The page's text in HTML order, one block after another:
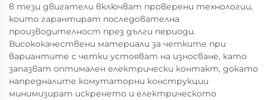
в тези двигатели включват проверени технологии,
които гарантират последователна
производителност през дълги периоди.
Висококачествени материали за четките при
вариантите с четки устояват на износване, като
запазват оптимален електрически контакт, докато
напредналите комутаторни конструкции
минимизират искренето и електрическото